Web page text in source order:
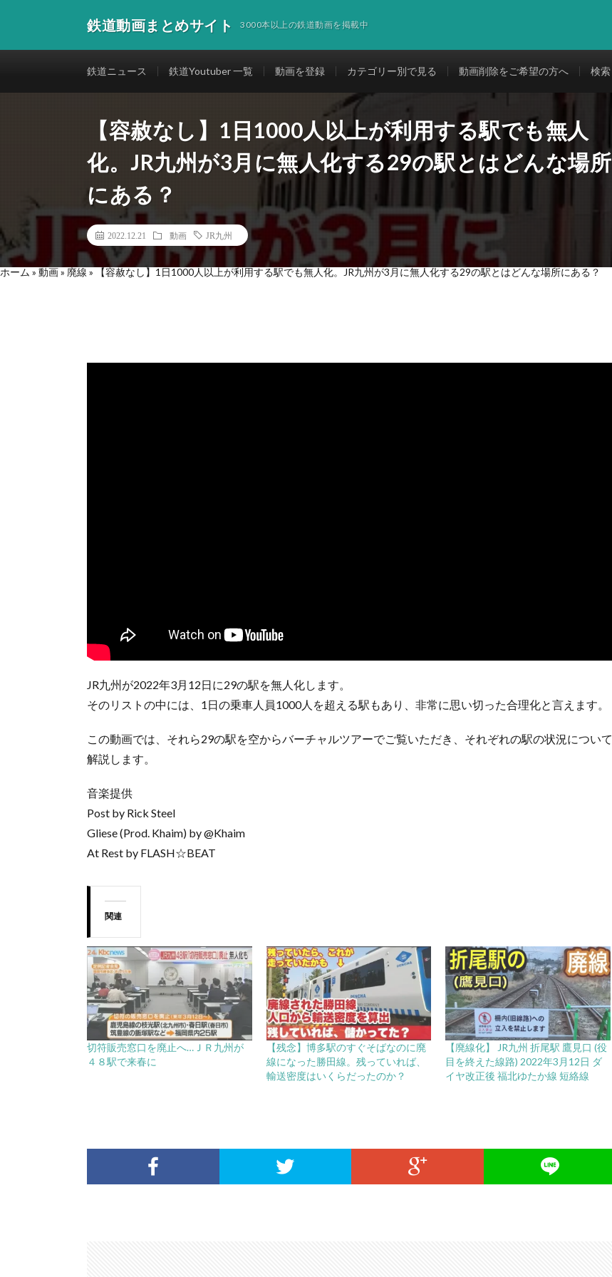
鉄道動画まとめサイト 3000本以上の鉄道動画を掲載中
鉄道ニュース 鉄道Youtuber 一覧 動画を登録 カテゴリー別で見る 動画削除をご希望の方へ 検索
【容赦なし】1日1000人以上が利用する駅でも無人
化。JR九州が3月に無人化する29の駅とはどんな場所
にある？
2022.12.21 動画 JR九州
ホーム » 動画» 廃線 » 【容赦なし】1日1000人以上が利用する駅でも無人化。JR九州が3月に無人化する29の駅とはどんな場所にある？
JR九州が2022年3月12日に29の駅を無人化します。
そのリストの中には、1日の乗車人員1000人を超える駅もあり、非常に思い切った合理化と言えます。
この動画では、それら29の駅を空からバーチャルツアーでご覧いただき、それぞれの駅の状況について
解説します。
音楽提供
Post by Rick Steel
Gliese (Prod. Khaim) by @Khaim
At Rest by FLASH☆BEAT
関連
切符販売窓口を廃止へ…ＪＲ九州が
４８駅で来春に
【残念】博多駅のすぐそばなのに廃
線になった勝田線。残っていれば、
輸送密度はいくらだったのか？
【廃線化】 JR九州 折尾駅 鷹見口 (役
目を終えた線路) 2022年3月12日 ダ
イヤ改正後 福北ゆたか線 短絡線